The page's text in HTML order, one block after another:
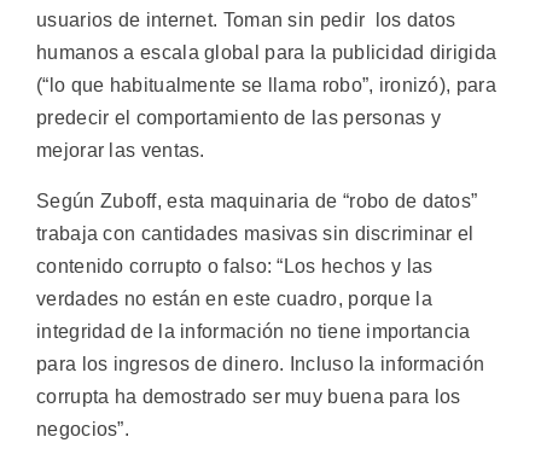
usuarios de internet. Toman sin pedir los datos
humanos a escala global para la publicidad dirigida
(“lo que habitualmente se llama robo”, ironizó), para
predecir el comportamiento de las personas y
mejorar las ventas.
Según Zuboff, esta maquinaria de “robo de datos”
trabaja con cantidades masivas sin discriminar el
contenido corrupto o falso: “Los hechos y las
verdades no están en este cuadro, porque la
integridad de la información no tiene importancia
para los ingresos de dinero. Incluso la información
corrupta ha demostrado ser muy buena para los
negocios”.